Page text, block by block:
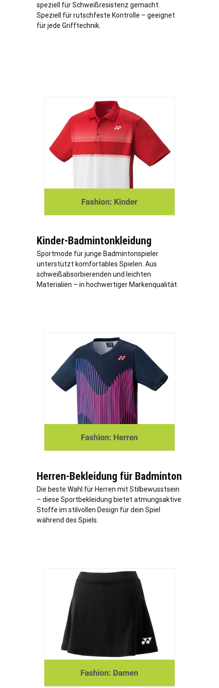
speziell für Schweißresistenz gemacht.
Speziell für rutschfeste Kontrolle – geeignet
für jede Grifftechnik.
Kinder-Badmintonkleidung
Sportmode für junge Badmintonspieler
unterstützt komfortables Spielen. Aus
schweißabsorbierenden und leichten
Materialien – in hochwertiger Markenqualität.
Herren-Bekleidung für Badminton
Die beste Wahl für Herren mit Stilbewusstsein
– diese Sportbekleidung bietet atmungsaktive
Stoffe im stilvollen Design für dein Spiel
während des Spiels.